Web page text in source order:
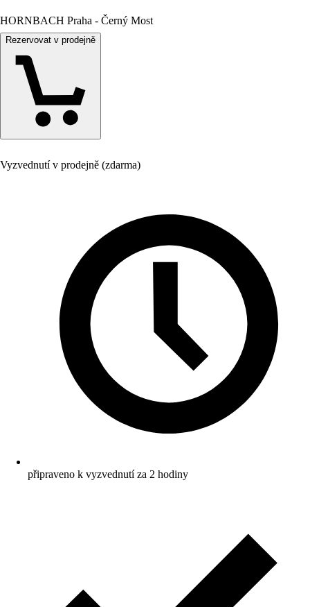
HORNBACH Praha - Černý Most
Rezervovat v prodejně
Vyzvednutí v prodejně (zdarma)
připraveno k vyzvednutí za 2 hodiny